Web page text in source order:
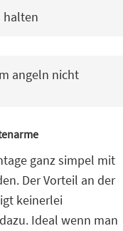
halten
angeln nicht
ganz simpel mit
Der Vorteil an der
keinerlei
Ideal wenn man